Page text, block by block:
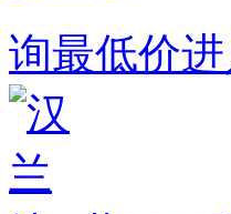
询最低价